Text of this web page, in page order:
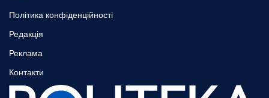
Політика конфіденційності
Редакція
Реклама
Контакти